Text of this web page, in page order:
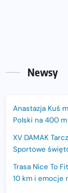
Newsy
Anastazja Kuś
Polski na 400 m
XV DAMAK
Sportowe
Trasa Nice To
10 km i emocje